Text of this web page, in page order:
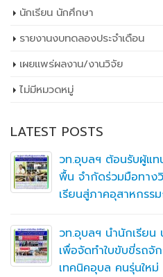
นักเรียน นักศึกษา
รายงานงบทดลองประจำเดือน
เผยเเพร่ผลงาน/งานวิจัย
ไม่มีหมวดหมู่
LATEST POSTS
วท.อุบลฯ ต้อนรับผู้แ
พื้น จำกัดร่วมมือทา
เรียนสู่ภาคอุสาหกรร
วท.อุบลฯ นำนักเรียน
เพื่อจัดทำใบขับขี่รถจั
เทคนิคอุบล คนรุ่นให